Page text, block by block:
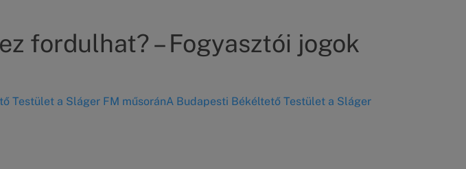
fordulhat? – Fogyasztói jogok
Testület a Sláger FM műsoránA Budapesti Békéltető Testület a Sláger